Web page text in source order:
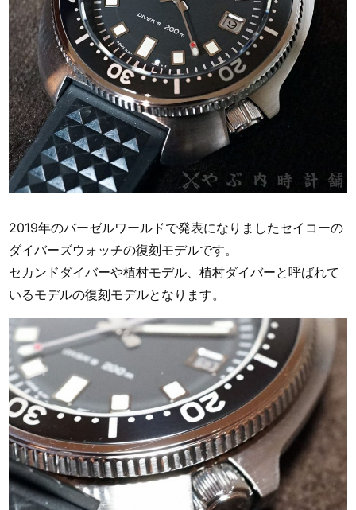
2019年のバーゼルワールドで発表になりましたセイコーの
ダイバーズウォッチの復刻モデルです。
セカンドダイバーや植村モデル、植村ダイバーと呼ばれて
いるモデルの復刻モデルとなります。